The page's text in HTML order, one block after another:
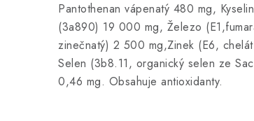
Pantothenan vápenatý 480 mg,
(3a890) 19 000 mg, Železo
zinečnatý) 2 500 mg,Zinek (E6,
Selen (3b8.11, organický selen ze
0,46 mg. Obsahuje antioxidanty.